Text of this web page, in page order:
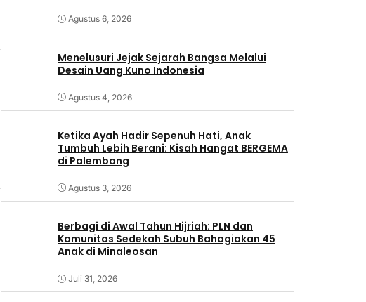
Agustus 6, 2026
Menelusuri Jejak Sejarah Bangsa Melalui
Desain Uang Kuno Indonesia
Agustus 4, 2026
Ketika Ayah Hadir Sepenuh Hati, Anak
Tumbuh Lebih Berani: Kisah Hangat BERGEMA
di Palembang
Agustus 3, 2026
Berbagi di Awal Tahun Hijriah: PLN dan
Komunitas Sedekah Subuh Bahagiakan 45
Anak di Minaleosan
Juli 31, 2026